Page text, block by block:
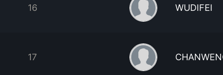
16 WUDIFEI
17